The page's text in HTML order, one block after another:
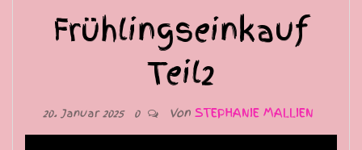
Frühlingseinkauf
Teil2
20. Januar 2025 0 Von STEPHANIE MALLIEN